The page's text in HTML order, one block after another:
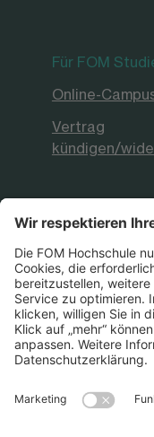
Für FOM
Online-
Vertrag
kündigen/
FOM
Aktuelles &
FOM
FOM German-
Die FOM
staatlich und